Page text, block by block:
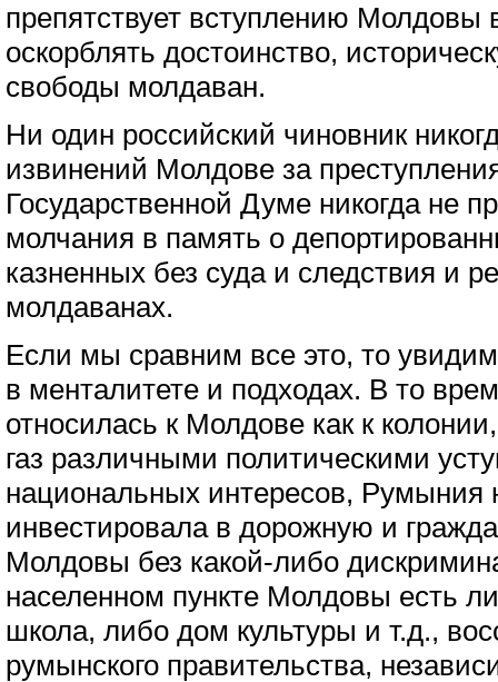
препятствует вступлению Молдовы
оскорблять достоинство,
свободы молдаван.
Ни один российский чиновник
извинений Молдове за
Государственной Думе никогда не
молчания в память о
казненных без суда и следствия и
молдаванах.
Если мы сравним все это, то
в менталитете и подходах. В то
относилась к Молдове как к
газ различными политическими
национальных интересов, Румыния
инвестировала в дорожную и
Молдовы без какой-либо
населенном пункте Молдовы есть
школа, либо дом культуры и т.д.,
румынского правительства,